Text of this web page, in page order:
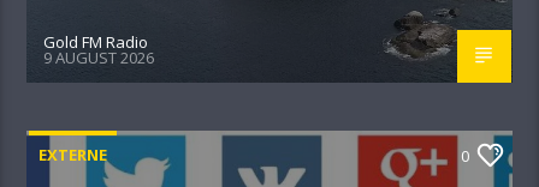
Gold FM Radio
9 AUGUST 2026
EXTERNE 0